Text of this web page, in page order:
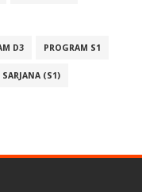
D3 PROGRAM S1
SARJANA (S1)